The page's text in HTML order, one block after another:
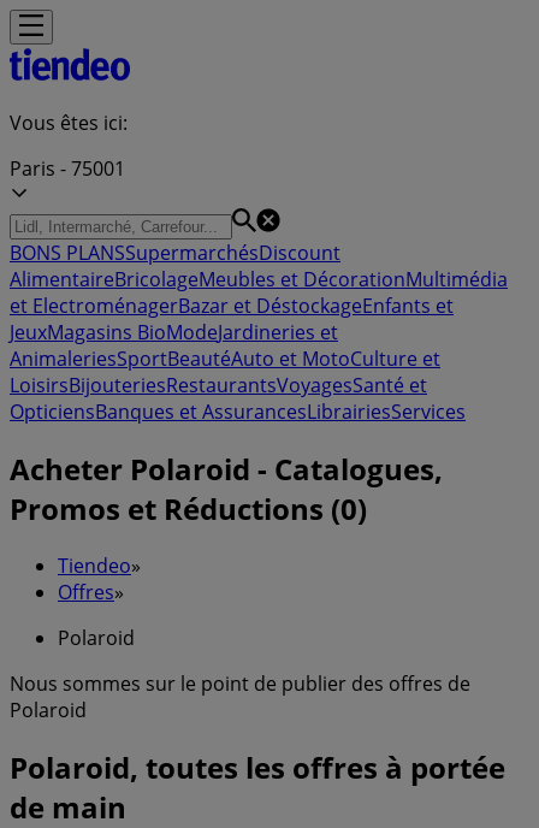
Vous êtes ici:
Paris - 75001
BONS PLANSSupermarchésDiscount
AlimentaireBricolageMeubles et DécorationMultimédia
et ElectroménagerBazar et DéstockageEnfants et
JeuxMagasins BioModeJardineries et
AnimaleriesSportBeautéAuto et MotoCulture et
LoisirsBijouteriesRestaurantsVoyagesSanté et
OpticiensBanques et AssurancesLibrairiesServices
Acheter Polaroid - Catalogues,
Promos et Réductions (0)
Tiendeo»
Offres»
Polaroid
Nous sommes sur le point de publier des offres de
Polaroid
Polaroid, toutes les offres à portée
de main